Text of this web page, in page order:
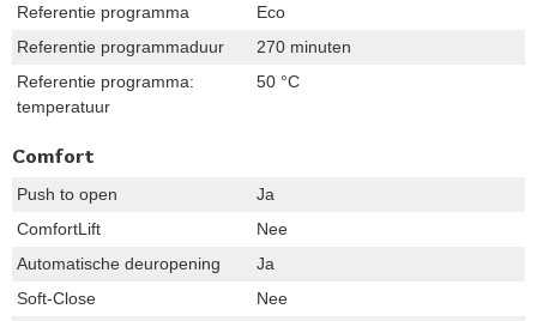
Referentie programma
Eco
Referentie programmaduur
270 minuten
Referentie programma:
temperatuur
50 °C
Comfort
Push to open
Ja
ComfortLift
Nee
Automatische deuropening
Ja
Soft-Close
Nee